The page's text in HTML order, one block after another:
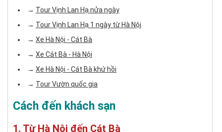
→ Tour Vịnh Lan Hạ nửa ngày
→ Tour Vịnh Lan Hạ 1 ngày từ Hà Nội
→ Xe Hà Nội - Cát Bà
→ Xe Cát Bà - Hà Nội
→ Xe Hà Nội - Cát Bà khứ hồi
→ Tour Vườn quốc gia​
Cách đến khách sạn
1. Từ Hà Nội đến Cát Bà